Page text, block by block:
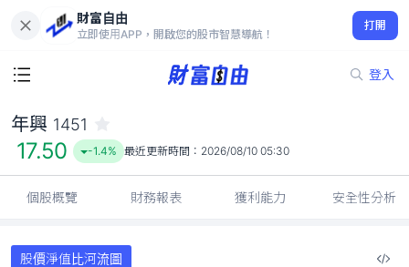
財富自由
立即使用APP，開啟您的股市智慧導航！
打開
登入
17.50
-1.4%
年興 1451
17.50 -1.4% 最近更新時間： 2026/08/10 05:30
個股概覽 財務報表 獲利能力 安全性分析
股價淨值比河流圖